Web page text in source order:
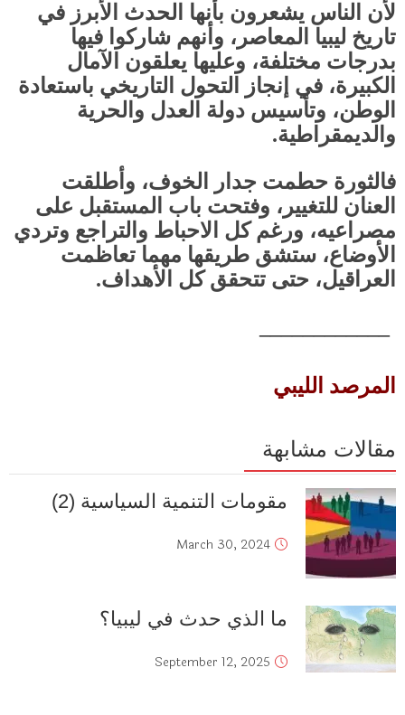
لأن الناس يشعرون بأنها الحدث الأبرز في
تاريخ ليبيا المعاصر، وأنهم شاركوا فيها
بدرجات مختلفة، وعليها يعلقون الآمال
الكبيرة، في إنجاز التحول التاريخي باستعادة
الوطن، وتأسيس دولة العدل والحرية
والديمقراطية.
فالثورة حطمت جدار الخوف، وأطلقت
العنان للتغيير، وفتحت باب المستقبل على
مصراعيه، ورغم كل الاحباط والتراجع وتردي
الأوضاع، ستشق طريقها مهما تعاظمت
العراقيل، حتى تتحقق كل الأهداف.
المرصد الليبي
مقالات مشابهة
مقومات التنمية السياسية (2)
March 30, 2024
ما الذي حدث في ليبيا؟
September 12, 2025